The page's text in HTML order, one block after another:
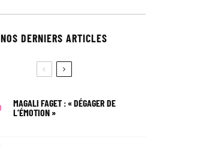
NOS DERNIERS ARTICLES
MAGALI FAGET : « DÉGAGER DE
L’ÉMOTION »